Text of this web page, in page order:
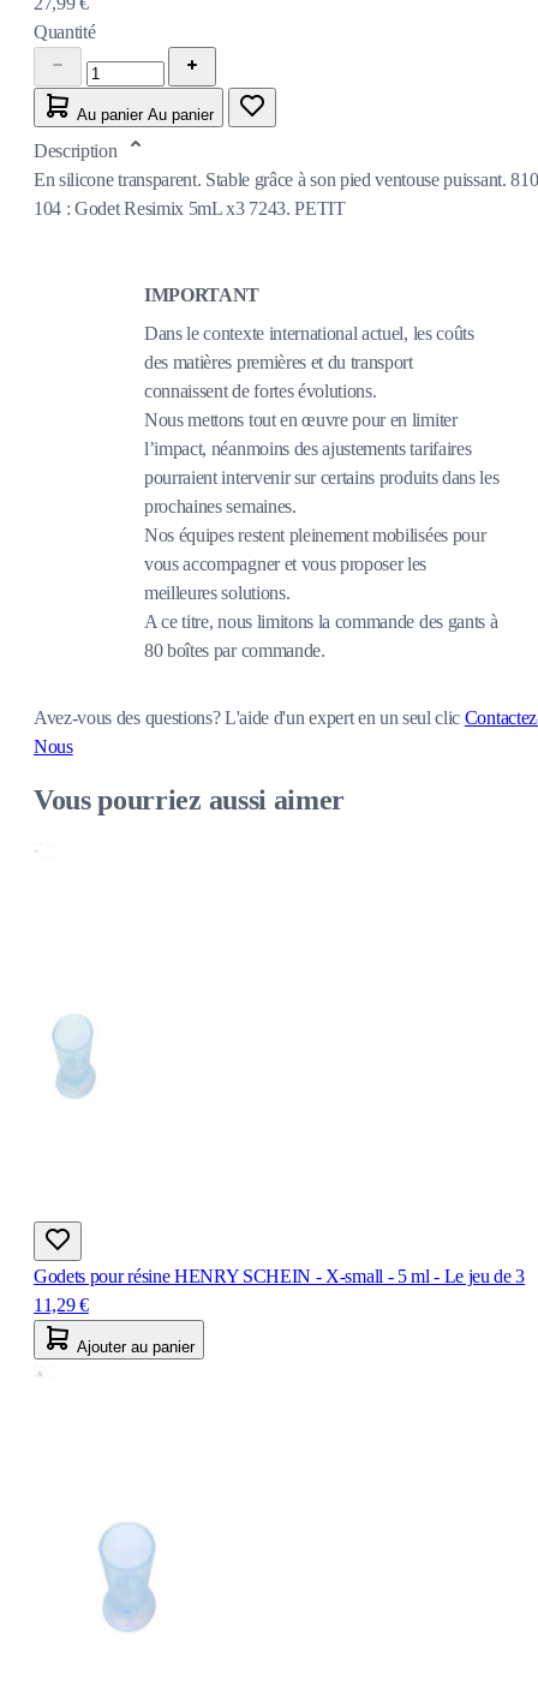
Quantité
Au panier Au panier
Description
En silicone transparent. Stable grâce à son pied ventouse puissant.
104 : Godet Resimix 5mL x3 7243. PETIT
IMPORTANT
Dans le contexte international actuel, les coûts
des matières premières et du transport
connaissent de fortes évolutions.
Nous mettons tout en œuvre pour en limiter
l’impact, néanmoins des ajustements tarifaires
pourraient intervenir sur certains produits dans les
prochaines semaines.
Nos équipes restent pleinement mobilisées pour
vous accompagner et vous proposer les
meilleures solutions.
A ce titre, nous limitons la commande des gants à
80 boîtes par commande.
Avez-vous des questions?L'aide d'un expert en un seul clic
Nous
Vous pourriez aussi aimer
Godets pour résine HENRY SCHEIN - X-small - 5 ml - Le jeu de 3
11,29 €
Ajouter au panier